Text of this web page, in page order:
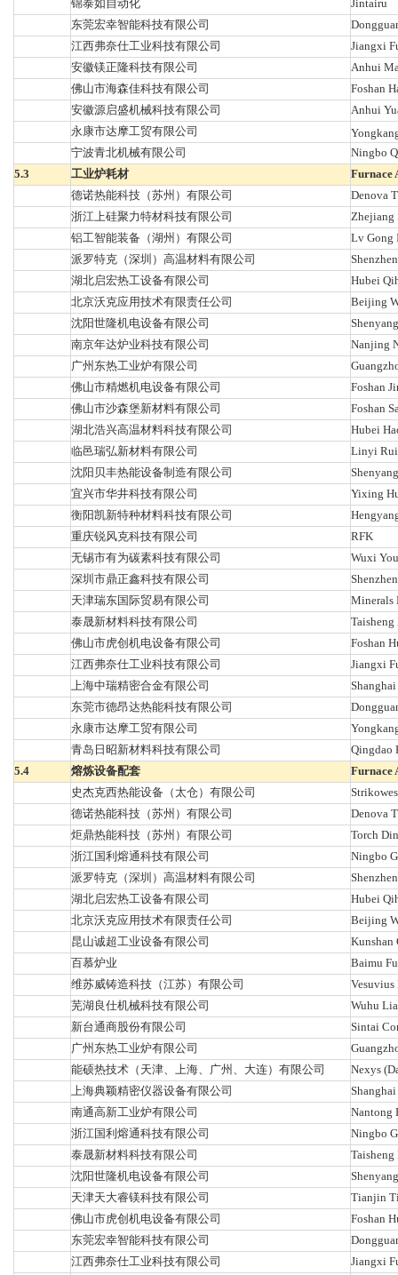
锦泰如自动化
Jintairu
东莞宏幸智能科技有限公司
江西弗奈仕工业科技有限公司
Jiangxi
安徽镁正隆科技有限公司
Anhui
佛山市海森佳科技有限公司
Foshan
安徽源启盛机械科技有限公司
Anhui
永康市达摩工贸有限公司
宁波青北机械有限公司
Ningbo
5.3
工业炉耗材
Furnace
德诺热能科技（苏州）有限公司
Denova
浙江上硅聚力特材科技有限公司
Zhejiang
铝工智能装备（湖州）有限公司
Lv Gong
派罗特克（深圳）高温材料有限公司
湖北启宏热工设备有限公司
Hubei
北京沃克应用技术有限责任公司
Beijing
沈阳世隆机电设备有限公司
南京年达炉业科技有限公司
Nanjing
广州东热工业炉有限公司
佛山市精燃机电设备有限公司
Foshan
佛山市沙森堡新材料有限公司
Foshan
湖北浩兴高温材料科技有限公司
Hubei
临邑瑞弘新材料有限公司
Linyi
沈阳贝丰热能设备制造有限公司
宜兴市华井科技有限公司
Yixing
衡阳凯新特种材料科技有限公司
重庆锐风克科技有限公司
RFK
无锡市有为碳素科技有限公司
Wuxi
深圳市鼎正鑫科技有限公司
天津瑞东国际贸易有限公司
Minerals
泰晟新材料科技有限公司
佛山市虎创机电设备有限公司
Foshan
江西弗奈仕工业科技有限公司
Jiangxi
上海中瑞精密合金有限公司
东莞市德昂达热能科技有限公司
永康市达摩工贸有限公司
青岛日昭新材料科技有限公司
Qingdao
5.4
熔炼设备配套
Furnace
史杰克西热能设备（太仓）有限公司
德诺热能科技（苏州）有限公司
Denova
炬鼎热能科技（苏州）有限公司
Torch
浙江国利熔通科技有限公司
Ningbo
派罗特克（深圳）高温材料有限公司
湖北启宏热工设备有限公司
Hubei
北京沃克应用技术有限责任公司
Beijing
昆山诚超工业设备有限公司
Kunshan
百慕炉业
Baimu
维苏威铸造科技（江苏）有限公司
Vesuvius
芜湖良仕机械科技有限公司
Wuhu
新台通商股份有限公司
Sintai
广州东热工业炉有限公司
能硕热技术（天津、上海、广州、大连）有限公司
Nexys
上海典颖精密仪器设备有限公司
南通高新工业炉有限公司
Nantong
浙江国利熔通科技有限公司
Ningbo
泰晟新材料科技有限公司
沈阳世隆机电设备有限公司
天津天大睿镁科技有限公司
Tianjin
佛山市虎创机电设备有限公司
Foshan
东莞宏幸智能科技有限公司
江西弗奈仕工业科技有限公司
Jiangxi